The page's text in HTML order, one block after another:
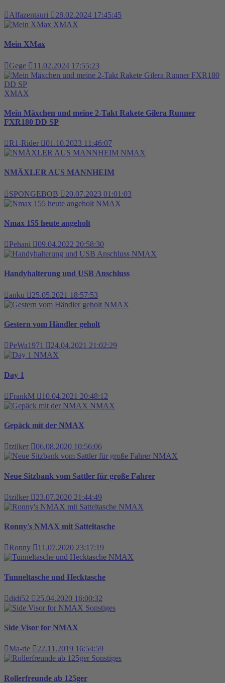
Alfazentauri
28.02.2024 17:45:45
XMAX
Mein XMax
Gege 11.02.2024 17:55:23
XMAX
Mein Mäxchen und meine 2-Takt Rakete Gilera Runner
FXR180 DD SP
R1-Rider
01.10.2023 11:46:07
NMAX
NMÄXLER AUS MANNHEIM
SPONGEBOB
20.07.2023 01:01:03
NMAX
Nmax 155 heute angeholt
Pehani
09.04.2022 20:58:30
NMAX
Handyhalterung und USB Anschluss
anku
25.05.2021 18:57:53
NMAX
Gestern vom Händler geholt
PeWa1971
24.04.2021 21:02:29
NMAX
Day 1
FrankM
10.04.2021 20:48:12
NMAX
Gepäck mit der NMAX
tzilker
06.08.2020 10:56:06
NMAX
Neue Sitzbank vom Sattler für große Fahrer
tzilker
23.07.2020 21:44:49
NMAX
Ronny's NMAX mit Satteltasche
Ronny
11.07.2020 23:17:19
NMAX
Tunneltasche und Hecktasche
didi52
25.04.2020 16:00:32
Sonstiges
Side Visor for NMAX
Ma-rie
22.11.2019 16:54:59
Sonstiges
Rollerfreunde ab 125ger